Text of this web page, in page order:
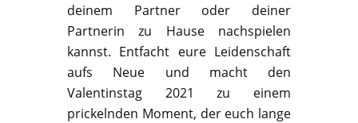
deinem Partner oder deiner
Partnerin zu Hause nachspielen
kannst. Entfacht eure Leidenschaft
aufs Neue und macht den
Valentinstag 2021 zu einem
prickelnden Moment, der euch lange